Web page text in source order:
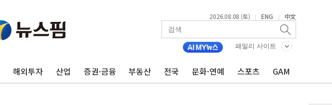
2026.08.08 (토) | ENG | 中文
패밀리 사이트
해외투자 산업 증권·금융 부동산 전국 문화·연예 스포츠 GAM
포항시 재난예산 40억 긴급 투입…고수온 양식장 복구·지원 '총력'
[종합] 김민석, 정청래에 '0.86%p' 차 재역전 성공...金 45.42% vs 鄭 44.56%
인천 합동연설회 나선 송영길·정청래·김민석 당대표 후보